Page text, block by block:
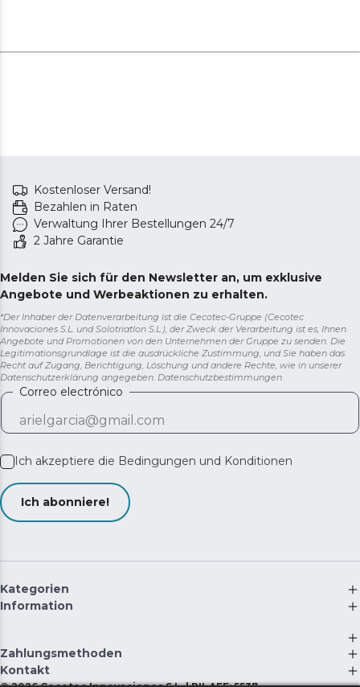
Kostenloser Versand!
Bezahlen in Raten
Verwaltung Ihrer Bestellungen 24/7
2 Jahre Garantie
Melden Sie sich für den Newsletter an, um exklusive
Angebote und Werbeaktionen zu erhalten.
*Der Inhaber der Datenverarbeitung ist die Cecotec-Gruppe (Cecotec
Innovaciones S.L. und Solotriatlon S.L.), der Zweck der Verarbeitung ist es, Ihnen
Angebote und Promotionen von den Unternehmen der Gruppe zu senden. Die
Legitimationsgrundlage ist die ausdrückliche Zustimmung, und Sie haben das
Recht auf Zugang, Berichtigung, Löschung und andere Rechte, wie in unserer
Datenschutzerklärung angegeben. Datenschutzbestimmungen
Correo electrónico
Ich akzeptiere die Bedingungen und Konditionen
Ich abonniere!
Kategorien
Information
Zahlungsmethoden
Kontakt